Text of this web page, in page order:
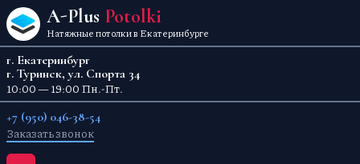
Перейти к содержанию
A-Plus Potolki
Натяжные потолки в Екатеринбурге
г. Екатеринбург
г. Туринск, ул. Спорта 34
10:00 — 19:00 Пн.-Пт.
+7 (950) 046-38-54
Заказать звонок